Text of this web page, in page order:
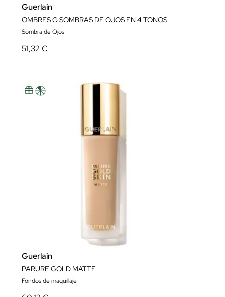
Guerlain
OMBRES G SOMBRAS DE OJOS EN 4 TONOS
Sombra de Ojos
51,32 €
Guerlain
PARURE GOLD MATTE
Fondos de maquillaje